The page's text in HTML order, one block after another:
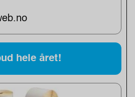
hele året!